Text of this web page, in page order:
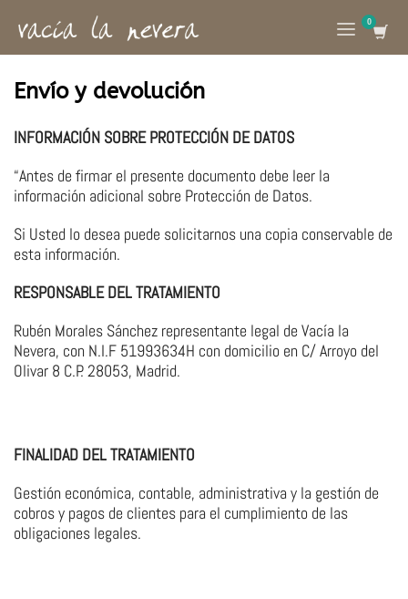
Envío y devolución
INFORMACIÓN SOBRE PROTECCIÓN DE DATOS
“Antes de firmar el presente documento debe leer la
información adicional sobre Protección de Datos.
Si Usted lo desea puede solicitarnos una copia conservable de
esta información.
RESPONSABLE DEL TRATAMIENTO
Rubén Morales Sánchez representante legal de Vacía la
Nevera, con N.I.F 51993634H con domicilio en C/ Arroyo del
Olivar 8 C.P. 28053, Madrid.
FINALIDAD DEL TRATAMIENTO
Gestión económica, contable, administrativa y la gestión de
cobros y pagos de clientes para el cumplimiento de las
obligaciones legales.